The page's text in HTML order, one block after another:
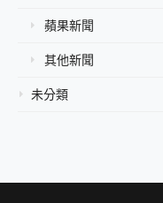
蘋果新聞
其他新聞
未分類